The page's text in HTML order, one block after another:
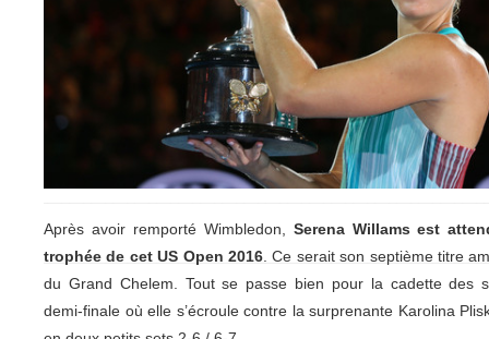
Après avoir remporté Wimbledon, Serena Willams est
trophée de cet US Open 2016. Ce serait son septième titre
du Grand Chelem. Tout se passe bien pour la cadette des
demi-finale où elle s’écroule contre la surprenante Karolina